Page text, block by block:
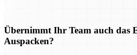
Übernimmt Ihr Team auch das
Auspacken?